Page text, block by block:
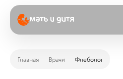
Главная Врачи Флеболог